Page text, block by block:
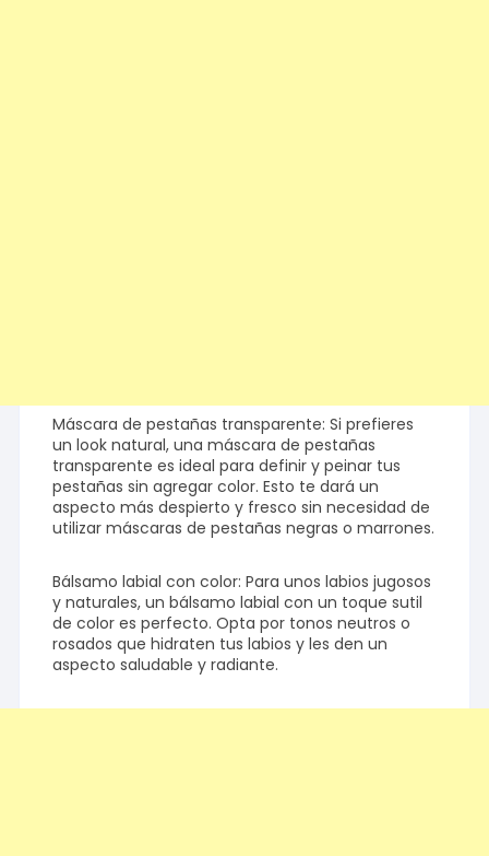
Máscara de pestañas transparente: Si prefieres
un look natural, una máscara de pestañas
transparente es ideal para definir y peinar tus
pestañas sin agregar color. Esto te dará un
aspecto más despierto y fresco sin necesidad de
utilizar máscaras de pestañas negras o marrones.
Bálsamo labial con color: Para unos labios jugosos
y naturales, un bálsamo labial con un toque sutil
de color es perfecto. Opta por tonos neutros o
rosados que hidraten tus labios y les den un
aspecto saludable y radiante.